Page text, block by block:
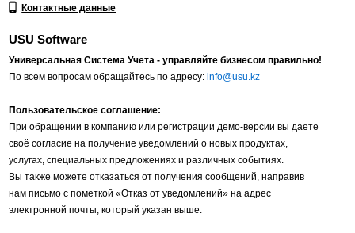
Контактные данные
USU Software
Универсальная Система Учета - управляйте бизнесом правильно!
По всем вопросам обращайтесь по адресу:info@usu.kz
Пользовательское соглашение:
При обращении в компанию или регистрации демо-версии вы даете
своё согласие на получение уведомлений о новых продуктах,
услугах, специальных предложениях и различных событиях.
Вы также можете отказаться от получения сообщений, направив
нам письмо с пометкой «Отказ от уведомлений» на адрес
электронной почты, который указан выше.